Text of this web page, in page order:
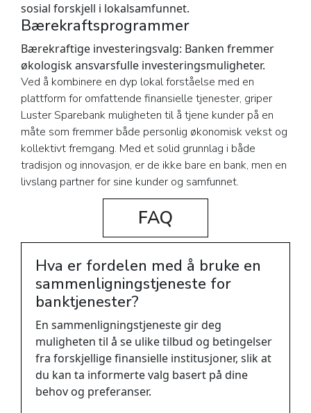
sosial forskjell i lokalsamfunnet.
Bærekraftsprogrammer
Bærekraftige investeringsvalg: Banken fremmer
økologisk ansvarsfulle investeringsmuligheter.
Ved å kombinere en dyp lokal forståelse med en
plattform for omfattende finansielle tjenester, griper
Luster Sparebank muligheten til å tjene kunder på en
måte som fremmer både personlig økonomisk vekst og
kollektivt fremgang. Med et solid grunnlag i både
tradisjon og innovasjon, er de ikke bare en bank, men en
livslang partner for sine kunder og samfunnet.
FAQ
Hva er fordelen med å bruke en
sammenligningstjeneste for
banktjenester?
En sammenligningstjeneste gir deg
muligheten til å se ulike tilbud og betingelser
fra forskjellige finansielle institusjoner, slik at
du kan ta informerte valg basert på dine
behov og preferanser.